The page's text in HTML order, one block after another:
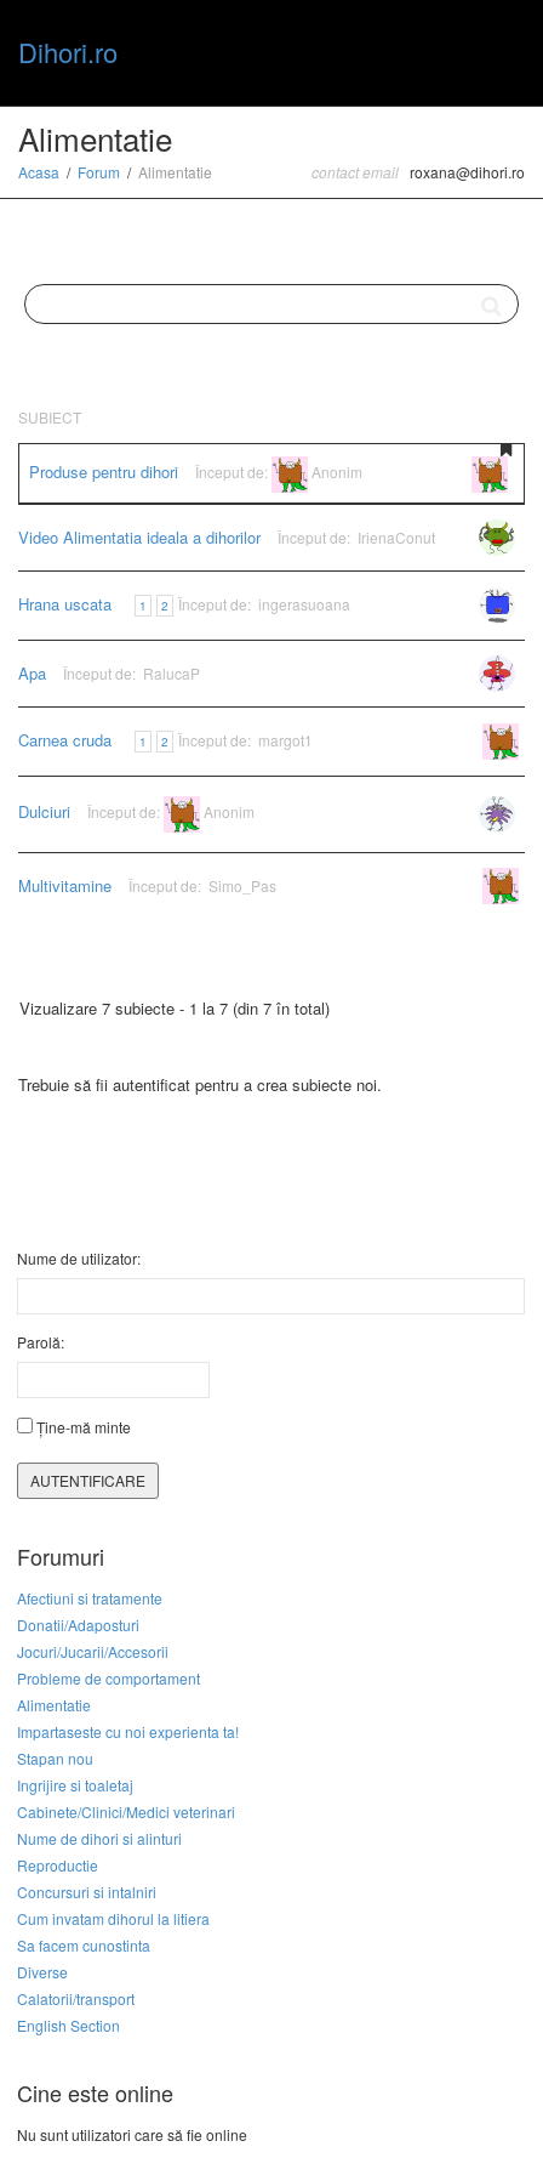
Dihori.ro
Alimentatie
Acasa Forum Alimentatie contact email roxana@dihori.ro
SUBIECT
Produse pentru dihori Început de: Anonim
Video Alimentatia ideala a dihorilor Început de: IrienaConut
Hrana uscata 1 2 Început de: ingerasuoana
Apa Început de: RalucaP
Carnea cruda 1 2 Început de: margot1
Dulciuri Început de: Anonim
Multivitamine Început de: Simo_Pas
Vizualizare 7 subiecte - 1 la 7 (din 7 în total)
Trebuie să fii autentificat pentru a crea subiecte noi.
Nume de utilizator:
Parolă:
Ține-mă minte
AUTENTIFICARE
Forumuri
Afectiuni si tratamente
Donatii/Adaposturi
Jocuri/Jucarii/Accesorii
Probleme de comportament
Alimentatie
Impartaseste cu noi experienta ta!
Stapan nou
Ingrijire si toaletaj
Cabinete/Clinici/Medici veterinari
Nume de dihori si alinturi
Reproductie
Concursuri si intalniri
Cum invatam dihorul la litiera
Sa facem cunostinta
Diverse
Calatorii/transport
English Section
Cine este online
Nu sunt utilizatori care să fie online